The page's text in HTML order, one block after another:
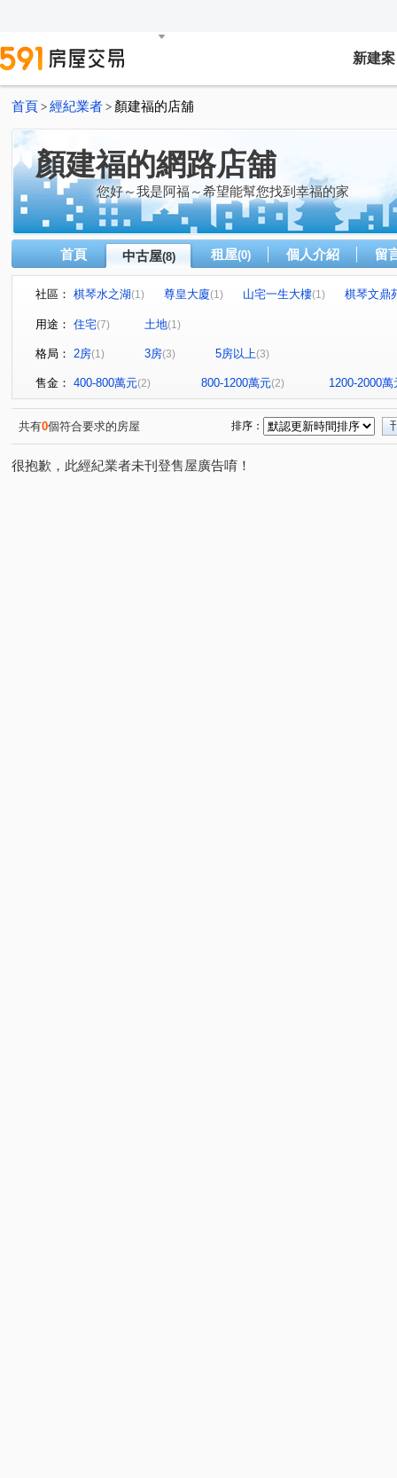
新建案
首頁 > 經紀業者 > 顏建福的店舖
顏建福的網路店舖
您好～我是阿福～希望能幫您找到幸福的家
首頁 中古屋(8) 租屋(0) 個人介紹 留
社區： 棋琴水之湖(1) 尊皇大廈(1) 山宅一生大樓(1)
棋琴文鼎
澄湖路
文山路
用途： 住宅(7) 土地(1)
格局： 2房(1) 3房(3) 5房以上(3)
售金： 400-800萬元(2) 800-1200萬元(2) 1200-2000萬
共有0個符合要求的房屋 排序：
很抱歉，此經紀業者未刊登售屋廣告唷！